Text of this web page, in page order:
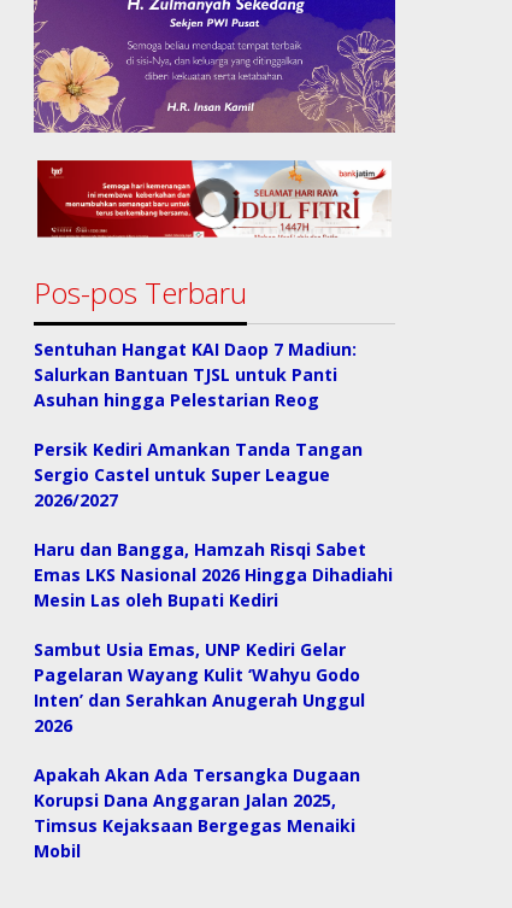
Pos-pos Terbaru
Sentuhan Hangat KAI Daop 7 Madiun:
Salurkan Bantuan TJSL untuk Panti
Asuhan hingga Pelestarian Reog
Persik Kediri Amankan Tanda Tangan
Sergio Castel untuk Super League
2026/2027
Haru dan Bangga, Hamzah Risqi Sabet
Emas LKS Nasional 2026 Hingga Dihadiahi
Mesin Las oleh Bupati Kediri
Sambut Usia Emas, UNP Kediri Gelar
Pagelaran Wayang Kulit ‘Wahyu Godo
Inten’ dan Serahkan Anugerah Unggul
2026
Apakah Akan Ada Tersangka Dugaan
Korupsi Dana Anggaran Jalan 2025,
Timsus Kejaksaan Bergegas Menaiki
Mobil